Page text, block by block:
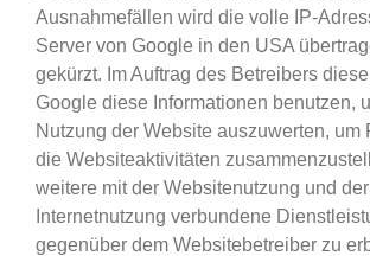
Ausnahmefällen wird die volle IP-
Server von Google in den USA
gekürzt. Im Auftrag des Betreibers
Google diese Informationen benutzen,
Nutzung der Website auszuwerten, um
die Websiteaktivitäten
weitere mit der Websitenutzung und der
Internetnutzung verbundene
gegenüber dem Websitebetreiber zu